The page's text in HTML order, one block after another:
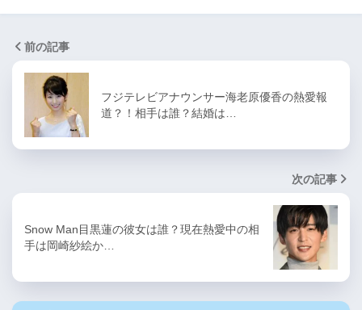
前の記事
フジテレビアナウンサー海老原優香の熱愛報
道？！相手は誰？結婚は…
次の記事
Snow Man目黒蓮の彼女は誰？現在熱愛中の相
手は岡崎紗絵か…